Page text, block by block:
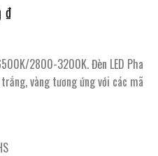
₫Giá
là:
1.608.000 ₫.
2800-3200K. Đèn LED Pha
vàng tương ứng với các mã